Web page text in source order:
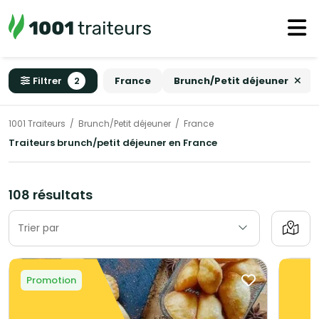
Filtrer 2 France Brunch/Petit déjeuner
1001 Traiteurs Brunch/Petit déjeuner France
Traiteurs brunch/petit déjeuner en France
108 résultats
Trier par
Promotion